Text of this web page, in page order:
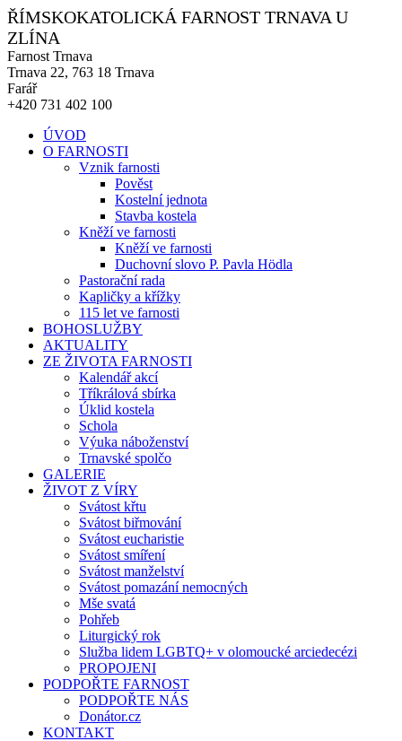
ŘÍMSKOKATOLICKÁ FARNOST TRNAVA U
ZLÍNA
Farnost Trnava
Trnava 22, 763 18 Trnava
Farář
+420 731 402 100
ÚVOD
O FARNOSTI
Vznik farnosti
Pověst
Kostelní jednota
Stavba kostela
Kněží ve farnosti
Kněží ve farnosti
Duchovní slovo P. Pavla Hödla
Pastorační rada
Kapličky a křížky
115 let ve farnosti
BOHOSLUŽBY
AKTUALITY
ZE ŽIVOTA FARNOSTI
Kalendář akcí
Tříkrálová sbírka
Úklid kostela
Schola
Výuka náboženství
Trnavské spolčo
GALERIE
ŽIVOT Z VÍRY
Svátost křtu
Svátost biřmování
Svátost eucharistie
Svátost smíření
Svátost manželství
Svátost pomazání nemocných
Mše svatá
Pohřeb
Liturgický rok
Služba lidem LGBTQ+ v olomoucké arciedecézi
PROPOJENI
PODPOŘTE FARNOST
PODPOŘTE NÁS
Donátor.cz
KONTAKT